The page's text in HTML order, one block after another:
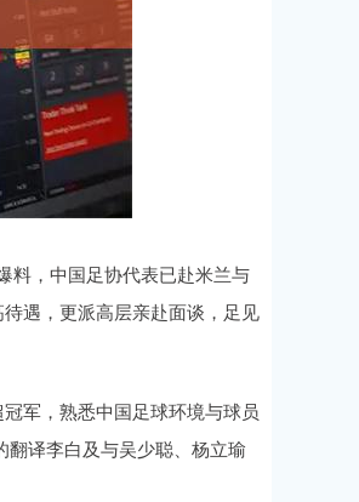
料，中国足协代表已赴米兰与
遇，更派高层亲赴面谈，足见
军，熟悉中国足球环境与球员
翻译李白及与吴少聪、杨立瑜